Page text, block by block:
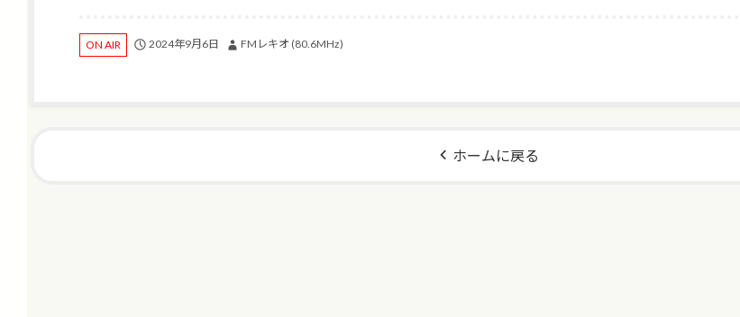
ON AIR 2024年9月6日 FMレキオ (80.6MHz)
ホームに戻る